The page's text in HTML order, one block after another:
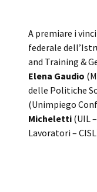
A premiare i
federale
and Training &
Elena Gaudio
delle Politiche
(Unimpiego
Micheletti (UIL
Lavoratori –